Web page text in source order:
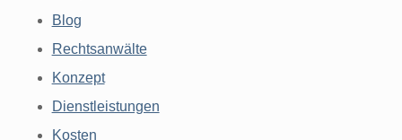
Blog
Rechtsanwälte
Konzept
Dienstleistungen
Kosten